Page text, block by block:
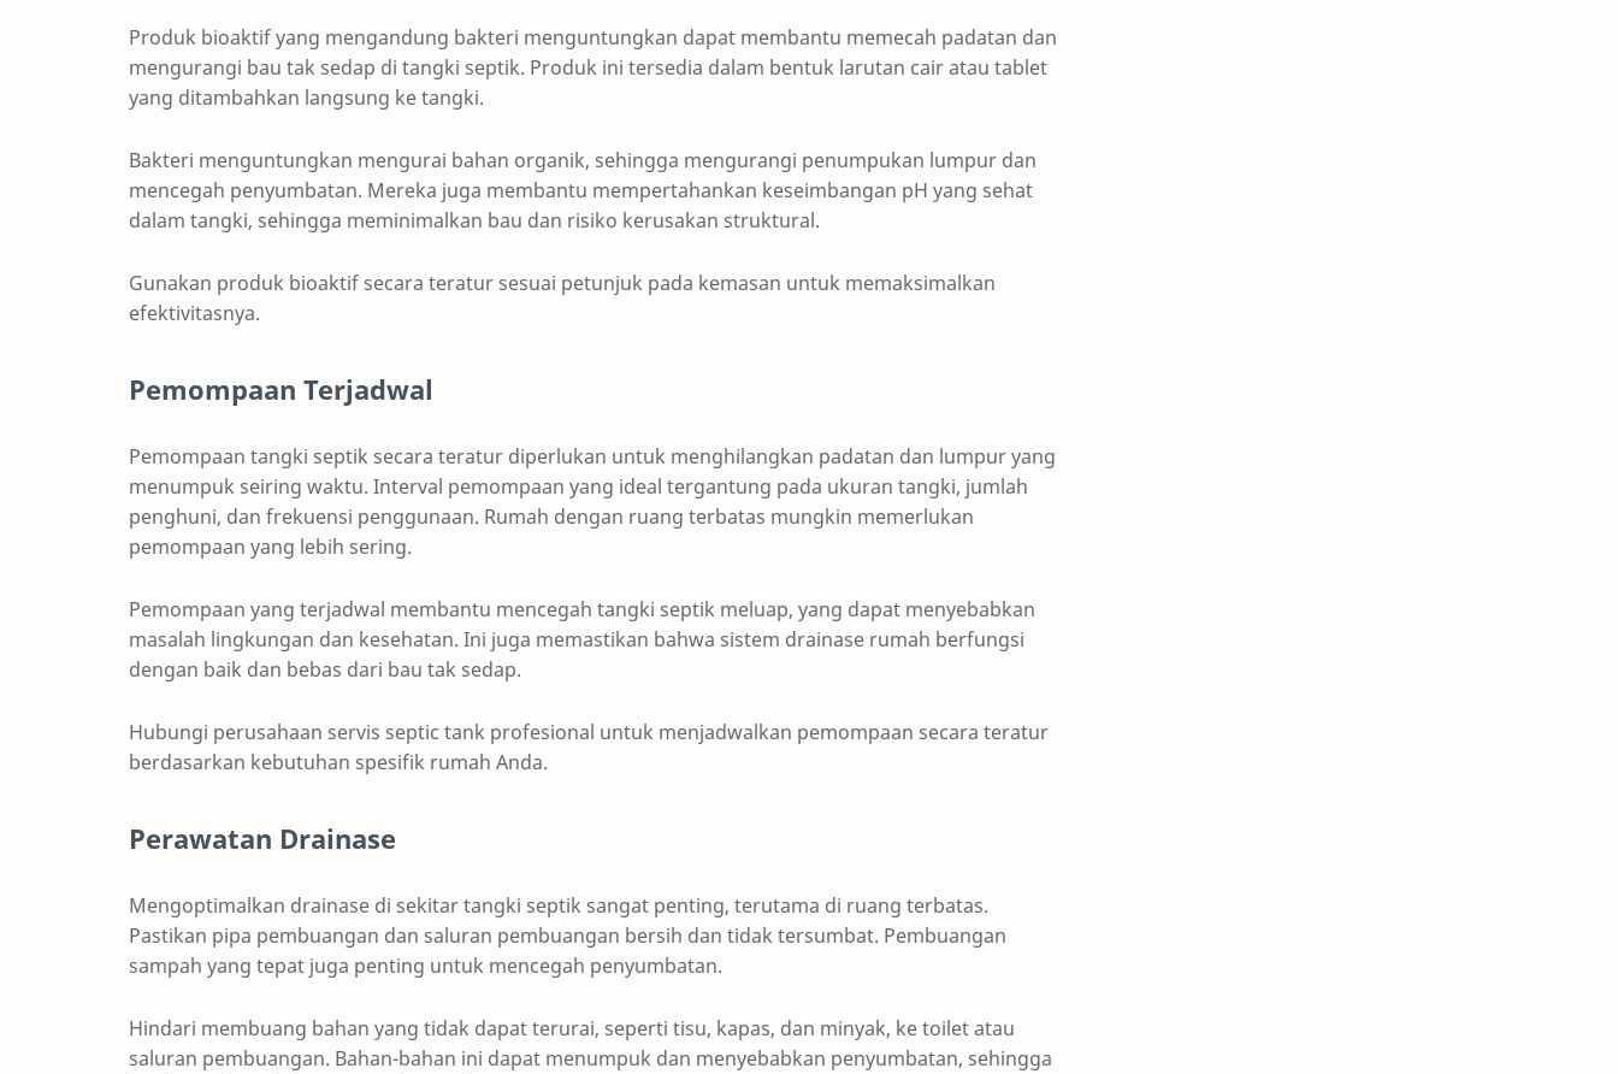
Produk bioaktif yang mengandung bakteri menguntungkan dapat membantu memecah padatan dan
mengurangi bau tak sedap di tangki septik. Produk ini tersedia dalam bentuk larutan cair atau tablet
yang ditambahkan langsung ke tangki.
Bakteri menguntungkan mengurai bahan organik, sehingga mengurangi penumpukan lumpur dan
mencegah penyumbatan. Mereka juga membantu mempertahankan keseimbangan pH yang sehat
dalam tangki, sehingga meminimalkan bau dan risiko kerusakan struktural.
Gunakan produk bioaktif secara teratur sesuai petunjuk pada kemasan untuk memaksimalkan
efektivitasnya.
Pemompaan Terjadwal
Pemompaan tangki septik secara teratur diperlukan untuk menghilangkan padatan dan lumpur yang
menumpuk seiring waktu. Interval pemompaan yang ideal tergantung pada ukuran tangki, jumlah
penghuni, dan frekuensi penggunaan. Rumah dengan ruang terbatas mungkin memerlukan
pemompaan yang lebih sering.
Pemompaan yang terjadwal membantu mencegah tangki septik meluap, yang dapat menyebabkan
masalah lingkungan dan kesehatan. Ini juga memastikan bahwa sistem drainase rumah berfungsi
dengan baik dan bebas dari bau tak sedap.
Hubungi perusahaan servis septic tank profesional untuk menjadwalkan pemompaan secara teratur
berdasarkan kebutuhan spesifik rumah Anda.
Perawatan Drainase
Mengoptimalkan drainase di sekitar tangki septik sangat penting, terutama di ruang terbatas.
Pastikan pipa pembuangan dan saluran pembuangan bersih dan tidak tersumbat. Pembuangan
sampah yang tepat juga penting untuk mencegah penyumbatan.
Hindari membuang bahan yang tidak dapat terurai, seperti tisu, kapas, dan minyak, ke toilet atau
saluran pembuangan. Bahan-bahan ini dapat menumpuk dan menyebabkan penyumbatan, sehingga